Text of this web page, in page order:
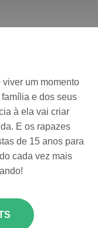
um momento
e dos seus
à ela vai criar
E os rapazes
de 15 anos para
cada vez mais